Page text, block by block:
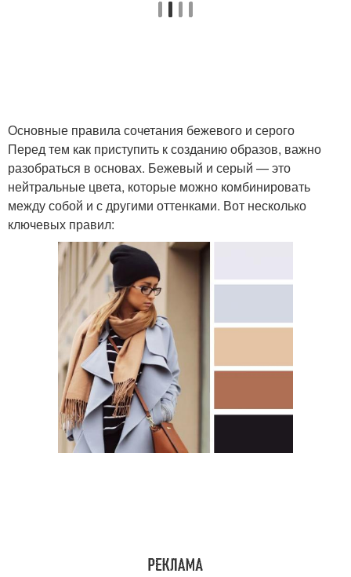
Основные правила сочетания бежевого и серого
Перед тем как приступить к созданию образов, важно
разобраться в основах. Бежевый и серый — это
нейтральные цвета, которые можно комбинировать
между собой и с другими оттенками. Вот несколько
ключевых правил: